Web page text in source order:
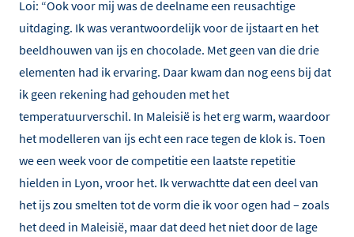
Loi: “Ook voor mij was de deelname een reusachtige
uitdaging. Ik was verantwoordelijk voor de ijstaart en het
beeldhouwen van ijs en chocolade. Met geen van die drie
elementen had ik ervaring. Daar kwam dan nog eens bij dat
ik geen rekening had gehouden met het
temperatuurverschil. In Maleisië is het erg warm, waardoor
het modelleren van ijs echt een race tegen de klok is. Toen
we een week voor de competitie een laatste repetitie
hielden in Lyon, vroor het. Ik verwachtte dat een deel van
het ijs zou smelten tot de vorm die ik voor ogen had – zoals
het deed in Maleisië, maar dat deed het niet door de lage